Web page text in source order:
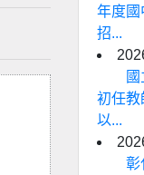
年度國
招...
初任教
以...
彰